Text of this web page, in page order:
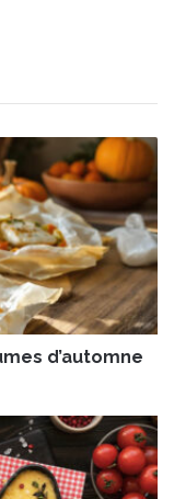
d’automne